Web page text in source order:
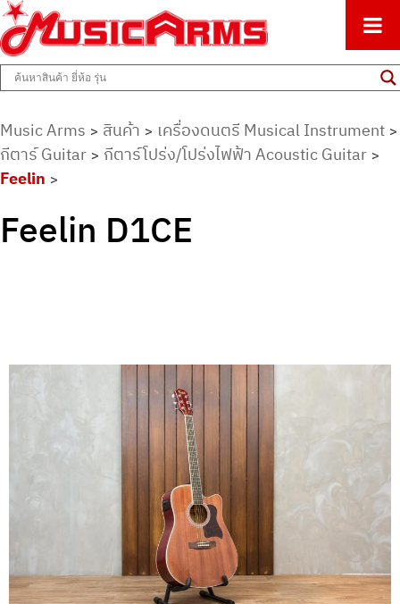
Music Arms
ศูนย์รวมครื่องดนตรีทุกชนิด ตั้งแต่เริ่มต้นถึงมืออาชีพ
Music Arms > สินค้า > เครื่องดนตรี Musical Instrument >
กีตาร์ Guitar > กีตาร์โปร่ง/โปร่งไฟฟ้า Acoustic Guitar >
Feelin >
Feelin D1CE